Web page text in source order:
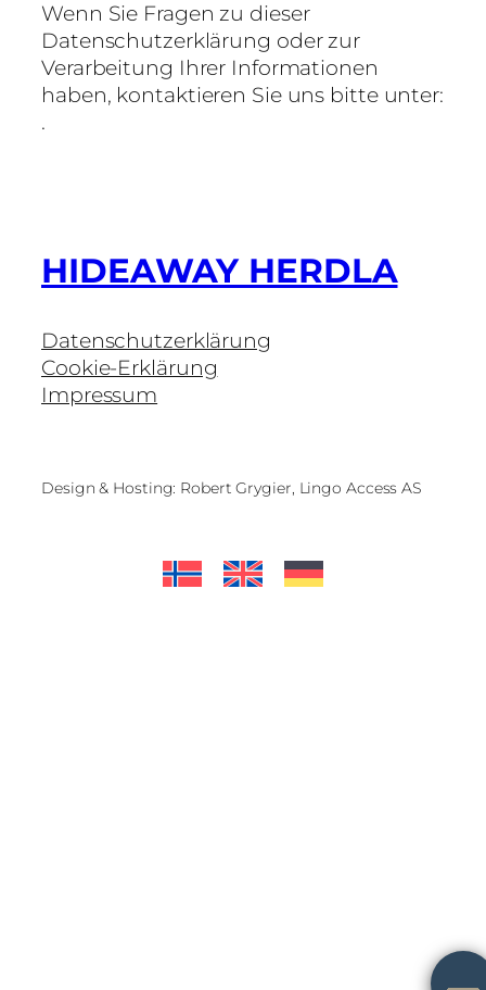
Wenn Sie Fragen zu dieser
Datenschutzerklärung oder zur
Verarbeitung Ihrer Informationen
haben, kontaktieren Sie uns bitte unter:
.
HIDEAWAY HERDLA
Datenschutzerklärung
Cookie-Erklärung
Impressum
Design & Hosting: Robert Grygier, Lingo Access AS